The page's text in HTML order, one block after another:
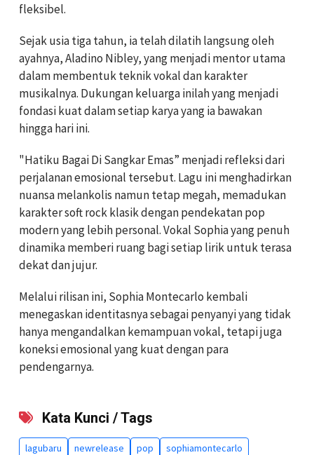
fleksibel.
Sejak usia tiga tahun, ia telah dilatih langsung oleh
ayahnya, Aladino Nibley, yang menjadi mentor utama
dalam membentuk teknik vokal dan karakter
musikalnya. Dukungan keluarga inilah yang menjadi
fondasi kuat dalam setiap karya yang ia bawakan
hingga hari ini.
"Hatiku Bagai Di Sangkar Emas” menjadi refleksi dari
perjalanan emosional tersebut. Lagu ini menghadirkan
nuansa melankolis namun tetap megah, memadukan
karakter soft rock klasik dengan pendekatan pop
modern yang lebih personal. Vokal Sophia yang penuh
dinamika memberi ruang bagi setiap lirik untuk terasa
dekat dan jujur.
Melalui rilisan ini, Sophia Montecarlo kembali
menegaskan identitasnya sebagai penyanyi yang tidak
hanya mengandalkan kemampuan vokal, tetapi juga
koneksi emosional yang kuat dengan para
pendengarnya.
Kata Kunci / Tags
lagubaru newrelease pop sophiamontecarlo